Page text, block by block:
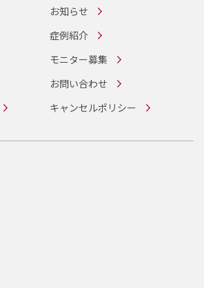
お知らせ
症例紹介
モニター募集
お問い合わせ
キャンセルポリシー